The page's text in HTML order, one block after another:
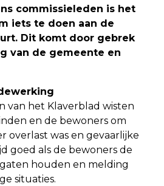
commissieleden is het
iets te doen aan de
Dit komt door gebrek
van de gemeente en
van het Klaverblad wisten
en de bewoners om
overlast was en gevaarlijke
goed als de bewoners de
houden en melding
situaties.